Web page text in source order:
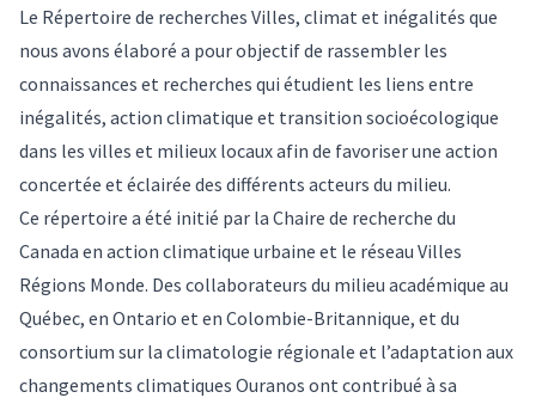
Le Répertoire de recherches Villes, climat et inégalités que
nous avons élaboré a pour objectif de rassembler les
connaissances et recherches qui étudient les liens entre
inégalités, action climatique et transition socioécologique
dans les villes et milieux locaux afin de favoriser une action
concertée et éclairée des différents acteurs du milieu.
Ce répertoire a été initié par la Chaire de recherche du
Canada en action climatique urbaine et le réseau Villes
Régions Monde. Des collaborateurs du milieu académique au
Québec, en Ontario et en Colombie-Britannique, et du
consortium sur la climatologie régionale et l’adaptation aux
changements climatiques Ouranos ont contribué à sa